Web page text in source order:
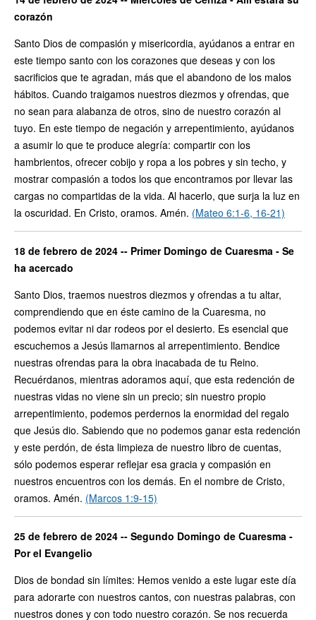
corazón
Santo Dios de compasión y misericordia, ayúdanos a entrar en
este tiempo santo con los corazones que deseas y con los
sacrificios que te agradan, más que el abandono de los malos
hábitos. Cuando traigamos nuestros diezmos y ofrendas, que
no sean para alabanza de otros, sino de nuestro corazón al
tuyo. En este tiempo de negación y arrepentimiento, ayúdanos
a asumir lo que te produce alegría: compartir con los
hambrientos, ofrecer cobijo y ropa a los pobres y sin techo, y
mostrar compasión a todos los que encontramos por llevar las
cargas no compartidas de la vida. Al hacerlo, que surja la luz en
la oscuridad. En Cristo, oramos. Amén. (Mateo 6:1-6, 16-21)
18 de febrero de 2024 -- Primer Domingo de Cuaresma - Se
ha acercado
Santo Dios, traemos nuestros diezmos y ofrendas a tu altar,
comprendiendo que en éste camino de la Cuaresma, no
podemos evitar ni dar rodeos por el desierto. Es esencial que
escuchemos a Jesús llamarnos al arrepentimiento. Bendice
nuestras ofrendas para la obra inacabada de tu Reino.
Recuérdanos, mientras adoramos aquí, que esta redención de
nuestras vidas no viene sin un precio; sin nuestro propio
arrepentimiento, podemos perdernos la enormidad del regalo
que Jesús dio. Sabiendo que no podemos ganar esta redención
y este perdón, de ésta limpieza de nuestro libro de cuentas,
sólo podemos esperar reflejar esa gracia y compasión en
nuestros encuentros con los demás. En el nombre de Cristo,
oramos. Amén. (Marcos 1:9-15)
25 de febrero de 2024 -- Segundo Domingo de Cuaresma -
Por el Evangelio
Dios de bondad sin límites: Hemos venido a este lugar este día
para adorarte con nuestros cantos, con nuestras palabras, con
nuestros dones y con todo nuestro corazón. Se nos recuerda